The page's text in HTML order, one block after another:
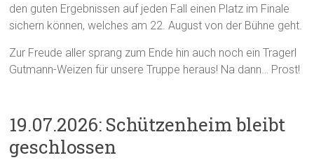
den guten Ergebnissen auf jeden Fall einen Platz im Finale
sichern können, welches am 22. August von der Bühne geht.
Zur Freude aller sprang zum Ende hin auch noch ein Tragerl
Gutmann-Weizen für unsere Truppe heraus! Na dann… Prost!
19.07.2026: Schützenheim bleibt
geschlossen